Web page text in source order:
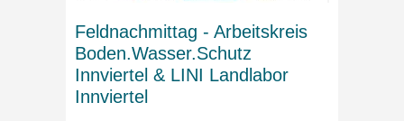
Feldnachmittag - Arbeitskreis
Boden.Wasser.Schutz
Innviertel & LINI Landlabor
Innviertel